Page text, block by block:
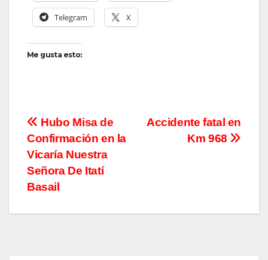
Telegram X
Me gusta esto:
Navegación
de
entradas
Accidente fatal en
Km 968
Hubo Misa de
Confirmación en la
Vicaría Nuestra
Señora De Itatí
Basail